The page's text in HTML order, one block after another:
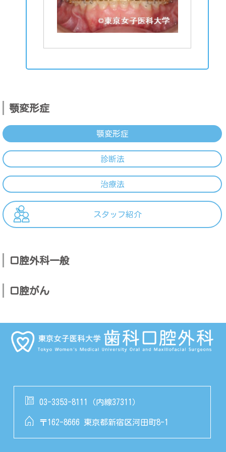
顎変形症
顎変形症
診断法
治療法
スタッフ紹介
口腔外科一般
口腔がん
03-3353-8111（内線37311）
〒162-8666 東京都新宿区河田町8-1